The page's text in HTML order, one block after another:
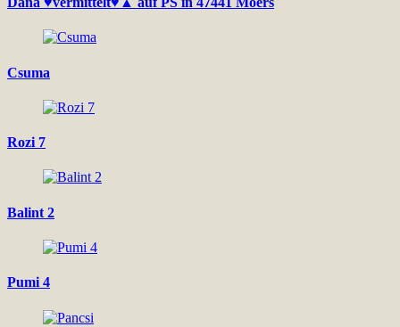
Csuma
Rozi 7
Balint 2
Pumi 4